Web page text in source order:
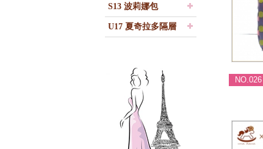
包
S13 波莉娜包
U17 夏奇拉多隔層
NO.026